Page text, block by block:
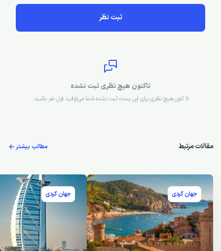
ثبت نظر
تاکنون هیچ نظری ثبت نشده
تا کنون هیچ نظری برای این پست ثبت نشده شما می‌توانید اول نفر باشید.
مقالات مرتبط مطالب بیشتر
جهان گردی جهان گردی